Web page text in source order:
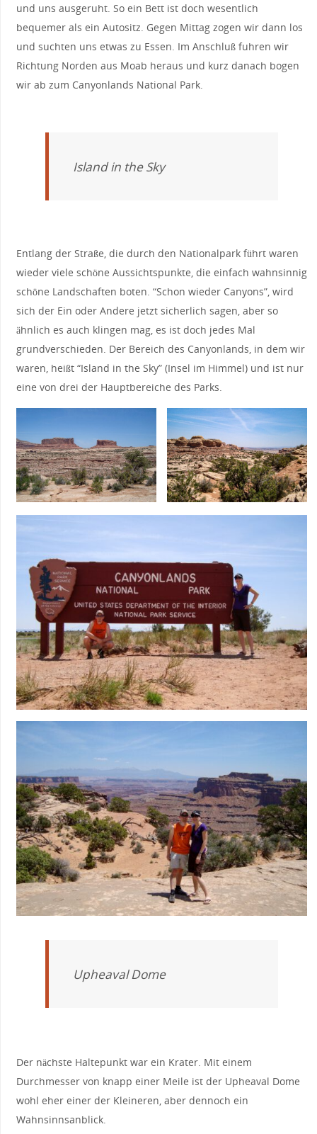
und uns ausgeruht. So ein Bett ist doch wesentlich
bequemer als ein Autositz. Gegen Mittag zogen wir dann los
und suchten uns etwas zu Essen. Im Anschluß fuhren wir
Richtung Norden aus Moab heraus und kurz danach bogen
wir ab zum Canyonlands National Park.
Island in the Sky
Entlang der Straße, die durch den Nationalpark führt waren
wieder viele schöne Aussichtspunkte, die einfach wahnsinnig
schöne Landschaften boten. “Schon wieder Canyons”, wird
sich der Ein oder Andere jetzt sicherlich sagen, aber so
ähnlich es auch klingen mag, es ist doch jedes Mal
grundverschieden. Der Bereich des Canyonlands, in dem wir
waren, heißt “Island in the Sky” (Insel im Himmel) und ist nur
eine von drei der Hauptbereiche des Parks.
Upheaval Dome
Der nächste Haltepunkt war ein Krater. Mit einem
Durchmesser von knapp einer Meile ist der Upheaval Dome
wohl eher einer der Kleineren, aber dennoch ein
Wahnsinnsanblick.